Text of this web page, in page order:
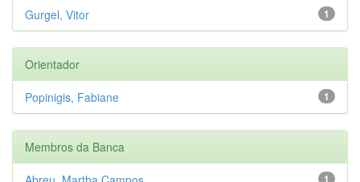
1
Gurgel, Vitor
Orientador
1
Popinigis, Fabiane
Membros da Banca
1